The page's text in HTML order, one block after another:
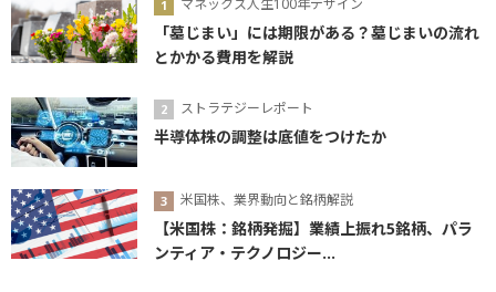
マネックス人生100年デザイン
「墓じまい」には期限がある？墓じまいの流れ
とかかる費用を解説
ストラテジーレポート
半導体株の調整は底値をつけたか
米国株、業界動向と銘柄解説
【米国株：銘柄発掘】業績上振れ5銘柄、パラ
ンティア・テクノロジー...